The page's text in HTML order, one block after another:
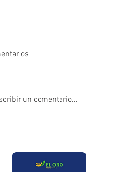
un comentario...